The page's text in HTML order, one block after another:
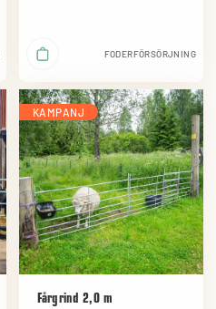
FODERFÖRSÖRJNING
KAMPANJ
Fårgrind 2,0 m